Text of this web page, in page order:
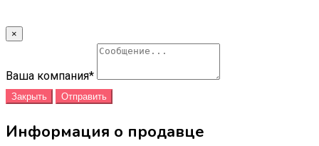
×
Ваша компания*
Закрыть Отправить
Информация о продавце